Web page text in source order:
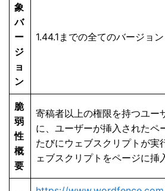
象
バ
ー
ジ
ョ
ン
1.44.1までの全てのバージョン
脆
弱
性
概
要
寄稿者以上の権限を持つユー
に、ユーザーが挿入されたペ
たびにウェブスクリプトが実
ェブスクリプトをページに挿